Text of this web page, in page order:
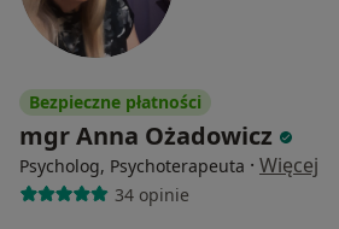
Bezpieczne płatności
mgr Anna Ożadowicz
Psycholog, Psychoterapeuta · Więcej
34 opinie